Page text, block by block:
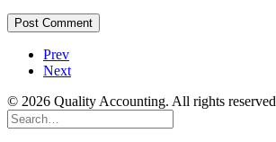
Prev
Next
© 2026 Quality Accounting. All rights reserved